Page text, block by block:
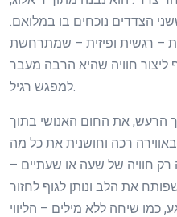
הצדדים נוכחים בו במלואם.
– רגשית ופיזית – שמתרחשת
ליצור חוויה שהיא הרבה מעבר
למפגש רגיל.
את החום האנושי בתוך
רכה וחושנית את כל מה
רק חוויה של שעה או שעתיים –
את הלב ונותן לגוף לחזור
כמו שיחה ללא מילים – הליווי